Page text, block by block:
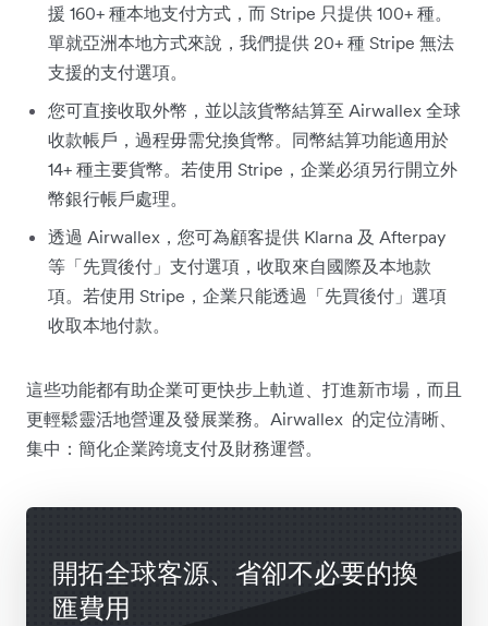
援 160+ 種本地支付方式，而 Stripe 只提供 100+ 種。
單就亞洲本地方式來說，我們提供 20+ 種 Stripe 無法
支援的支付選項。
您可直接收取外幣，並以該貨幣結算至 Airwallex 全球
收款帳戶，過程毋需兌換貨幣。同幣結算功能適用於
14+ 種主要貨幣。若使用 Stripe，企業必須另行開立外
幣銀行帳戶處理。
透過 Airwallex，您可為顧客提供 Klarna 及 Afterpay
等「先買後付」支付選項，收取來自國際及本地款
項。若使用 Stripe，企業只能透過「先買後付」選項
收取本地付款。
這些功能都有助企業可更快步上軌道、打進新市場，而且
更輕鬆靈活地營運及發展業務。Airwallex 的定位清晰、
集中：簡化企業跨境支付及財務運營。
開拓全球客源、省卻不必要的換
匯費用